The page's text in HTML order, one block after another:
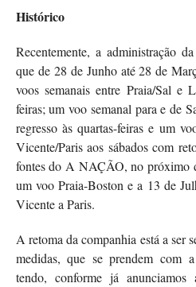
Histórico
Recentemente, a administração
que de 28 de Junho até 28 de
voos semanais entre Praia/Sal e
feiras; um voo semanal para e de
regresso às quartas-feiras e um
Vicente/Paris aos sábados com
fontes do A NAÇÃO, no próximo
um voo Praia-Boston e a 13 de
Vicente a Paris.
A retoma da companhia está a ser
medidas, que se prendem com
tendo, conforme já anunciamos